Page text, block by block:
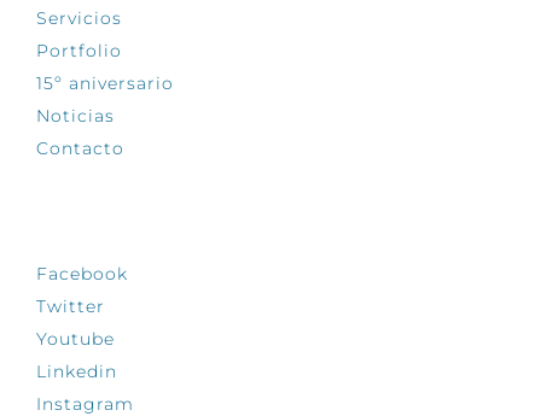
Servicios
Portfolio
15º aniversario
Noticias
Contacto
Facebook
Twitter
Youtube
Linkedin
Instagram